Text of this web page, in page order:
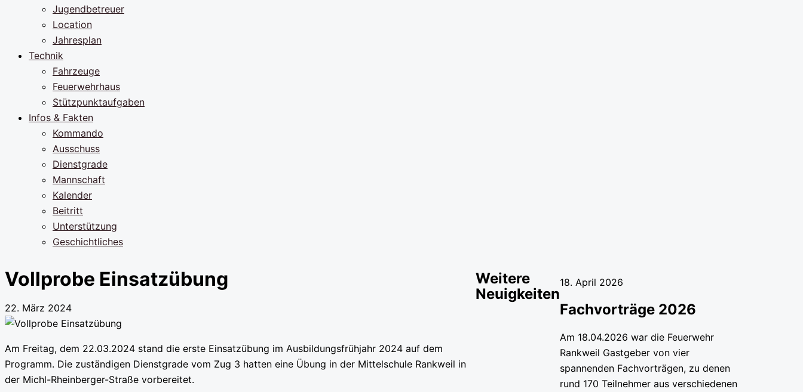
Jugendbetreuer
Location
Jahresplan
Technik
Fahrzeuge
Feuerwehrhaus
Stützpunktaufgaben
Infos & Fakten
Kommando
Ausschuss
Dienstgrade
Mannschaft
Kalender
Beitritt
Unterstützung
Geschichtliches
Vollprobe Einsatzübung
22. März 2024
Am Freitag, dem 22.03.2024 stand die erste Einsatzübung im Ausbildungsfrühjahr 2024 auf dem
Programm. Die zuständigen Dienstgrade vom Zug 3 hatten eine Übung in der Mittelschule Rankweil in
der Michl-Rheinberger-Straße vorbereitet.
Weitere
Neuigkeiten
18. April 2026
Fachvorträge 2026
Am 18.04.2026 war die Feuerwehr
Rankweil Gastgeber von vier
spannenden Fachvorträgen, zu denen
rund 170 Teilnehmer aus verschiedenen